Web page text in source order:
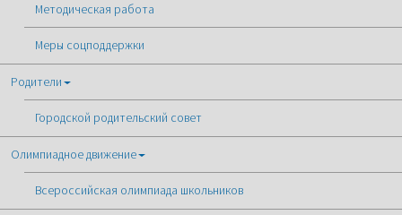
Методическая работа
Меры соцподдержки
Родители
Городской родительский совет
Олимпиадное движение
Всероссийская олимпиада школьников